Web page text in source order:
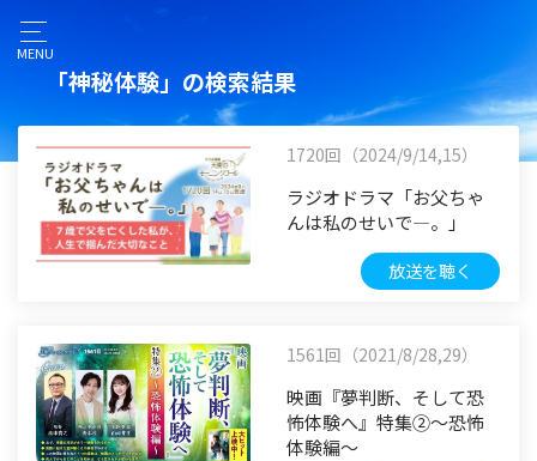
MENU
「神秘体験」の検索結果
1720回（2024/9/14,15）
ラジオドラマ「お父ちゃ
んは私のせいで―。」
放送を聴く
1561回（2021/8/28,29）
映画『夢判断、そして恐
怖体験へ』特集②～恐怖
体験編～